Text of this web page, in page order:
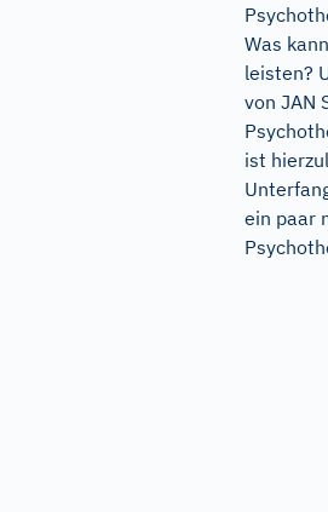
Was
leisten?
von JAN
ist
ein paar